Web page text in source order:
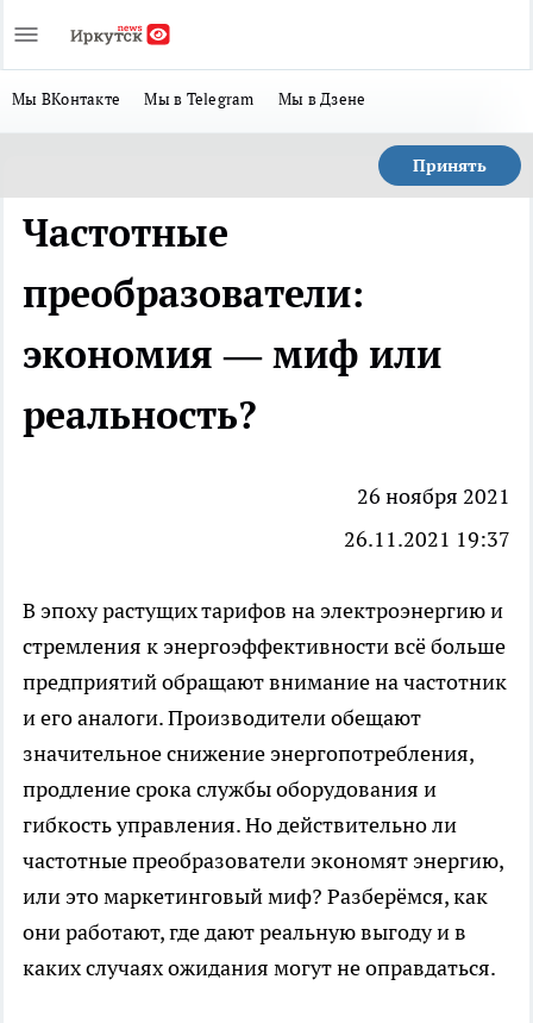
Мы ВКонтакте Мы в Telegram Мы в Дзене
Принять
Частотные
преобразователи:
экономия — миф или
реальность?
26 ноября 2021
26.11.2021 19:37
В эпоху растущих тарифов на электроэнергию и
стремления к энергоэффективности всё больше
предприятий обращают внимание начастотник
и его аналоги. Производители обещают
значительное снижение энергопотребления,
продление срока службы оборудования и
гибкость управления. Но действительно ли
частотные преобразователи экономят энергию,
или это маркетинговый миф? Разберёмся, как
они работают, где дают реальную выгоду и в
каких случаях ожидания могут не оправдаться.